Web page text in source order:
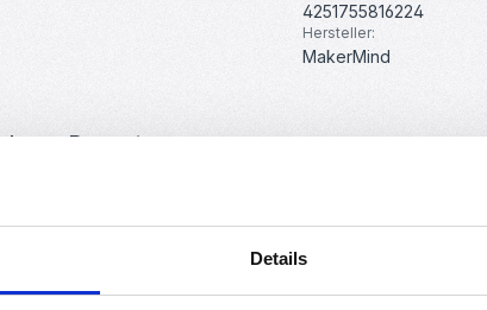
Details
4251755816224
Hersteller:
MakerMind
Bewertungen
Audio-, Elektronik- und DIY-Projekte.
für Stereo- bzw. Dual-Channel-Schaltungen ausgelegt.
DIY-Synthesizer oder Arduino-Projekte.